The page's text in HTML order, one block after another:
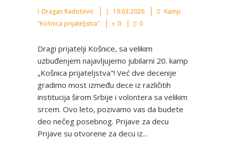
Dragan Radošević 19.03.2026
Kamp
"Košnica prijateljstva"
0 0
Dragi prijatelji Košnice, sa velikim
uzbuđenjem najavljujemo jubilarni 20. kamp
„Košnica prijateljstva"! Već dve decenije
gradimo most između dece iz različitih
institucija širom Srbije i volontera sa velikim
srcem. Ovo leto, pozivamo vas da budete
deo nečeg posebnog. Prijave za decu
Prijave su otvorene za decu iz...